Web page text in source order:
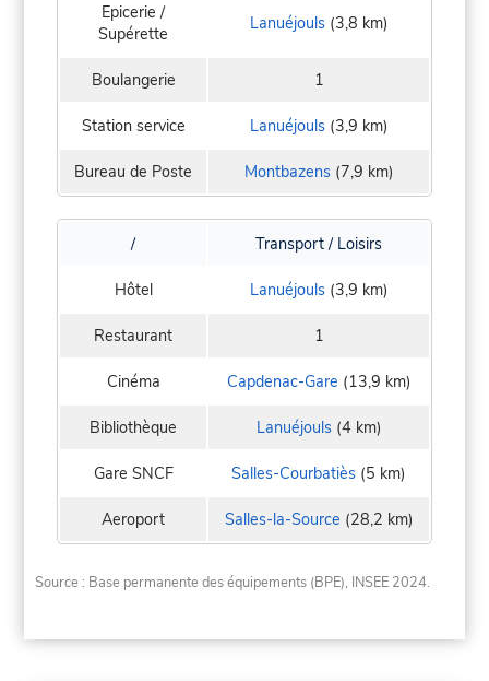
Epicerie /
Supérette
Lanuéjouls(3,8 km)
Boulangerie 1
Station service Lanuéjouls(3,9 km)
Bureau de Poste Montbazens(7,9 km)
/ Transport / Loisirs
Hôtel Lanuéjouls(3,9 km)
Restaurant 1
Cinéma Capdenac-Gare (13,9 km)
Bibliothèque Lanuéjouls(4 km)
Gare SNCF Salles-Courbatiès (5 km)
Aeroport Salles-la-Source (28,2 km)
Source : Base permanente des équipements (BPE), INSEE 2024.